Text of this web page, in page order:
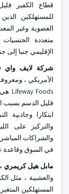
قطاع الكفير
للمستهلكين
متعددة الجنسيات
الإقليمي جنبا إلى
شركة لايف واي
الأمريكي ،
قليل الدسم بسبب
ابتكارا وجاذبية
والتركيز على
في السوق وقاعدة
مابل هيل كريمري
والعشبية ، مثل
المستهلكين